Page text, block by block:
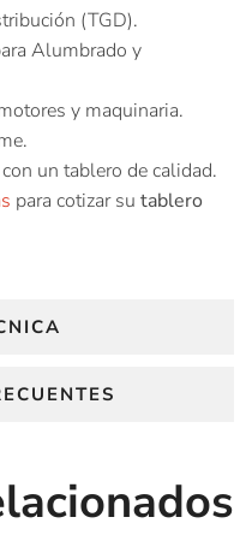
(TGD).
Alumbrado y
y maquinaria.
un tablero de calidad.
para cotizar su tablero